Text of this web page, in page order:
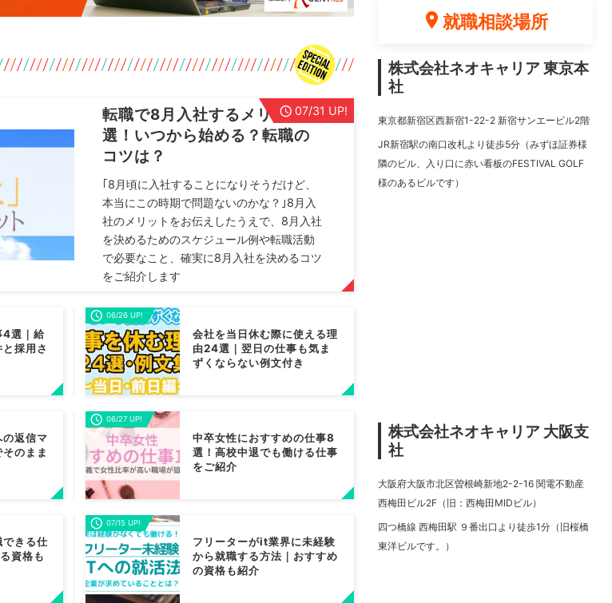
転職で8月入社するメリット3
選！いつから始める？転職の
コツは？
｢8月頃に入社することになりそうだけど、
本当にこの時期で問題ないのかな？｣8月入
社のメリットをお伝えしたうえで、8月入社
を決めるためのスケジュール例や転職活動
で必要なこと、確実に8月入社を決めるコツ
をご紹介します
07/31 UP!
4選｜給
採用さ
会社を当日休む際に使える理
由24選｜翌日の仕事も気ま
ずくならない例文付き
06/26 UP!
返信マ
のまま
中卒女性におすすめの仕事8
選！高校中退でも働ける仕事
をご紹介
06/27 UP!
きる仕
資格も
フリーターがit業界に未経験
から就職する方法｜おすすめ
の資格も紹介
07/15 UP!
就職相談場所
株式会社ネオキャリア 東京本
社
東京都新宿区西新宿1-22-2 新宿サンエービル2階
JR新宿駅の南口改札より徒歩5分（みずほ証券様
隣のビル、入り口に赤い看板のFESTIVAL GOLF
様のあるビルです）
株式会社ネオキャリア 大阪支
社
大阪府大阪市北区曽根崎新地2-2-16 関電不動産
西梅田ビル2F（旧：西梅田MIDビル）
四つ橋線 西梅田駅 ９番出口より徒歩1分（旧桜橋
東洋ビルです。）